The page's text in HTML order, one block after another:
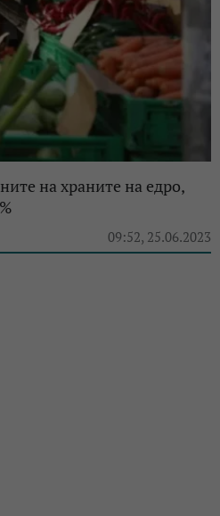
на храните на едро,
09:52, 25.06.2023